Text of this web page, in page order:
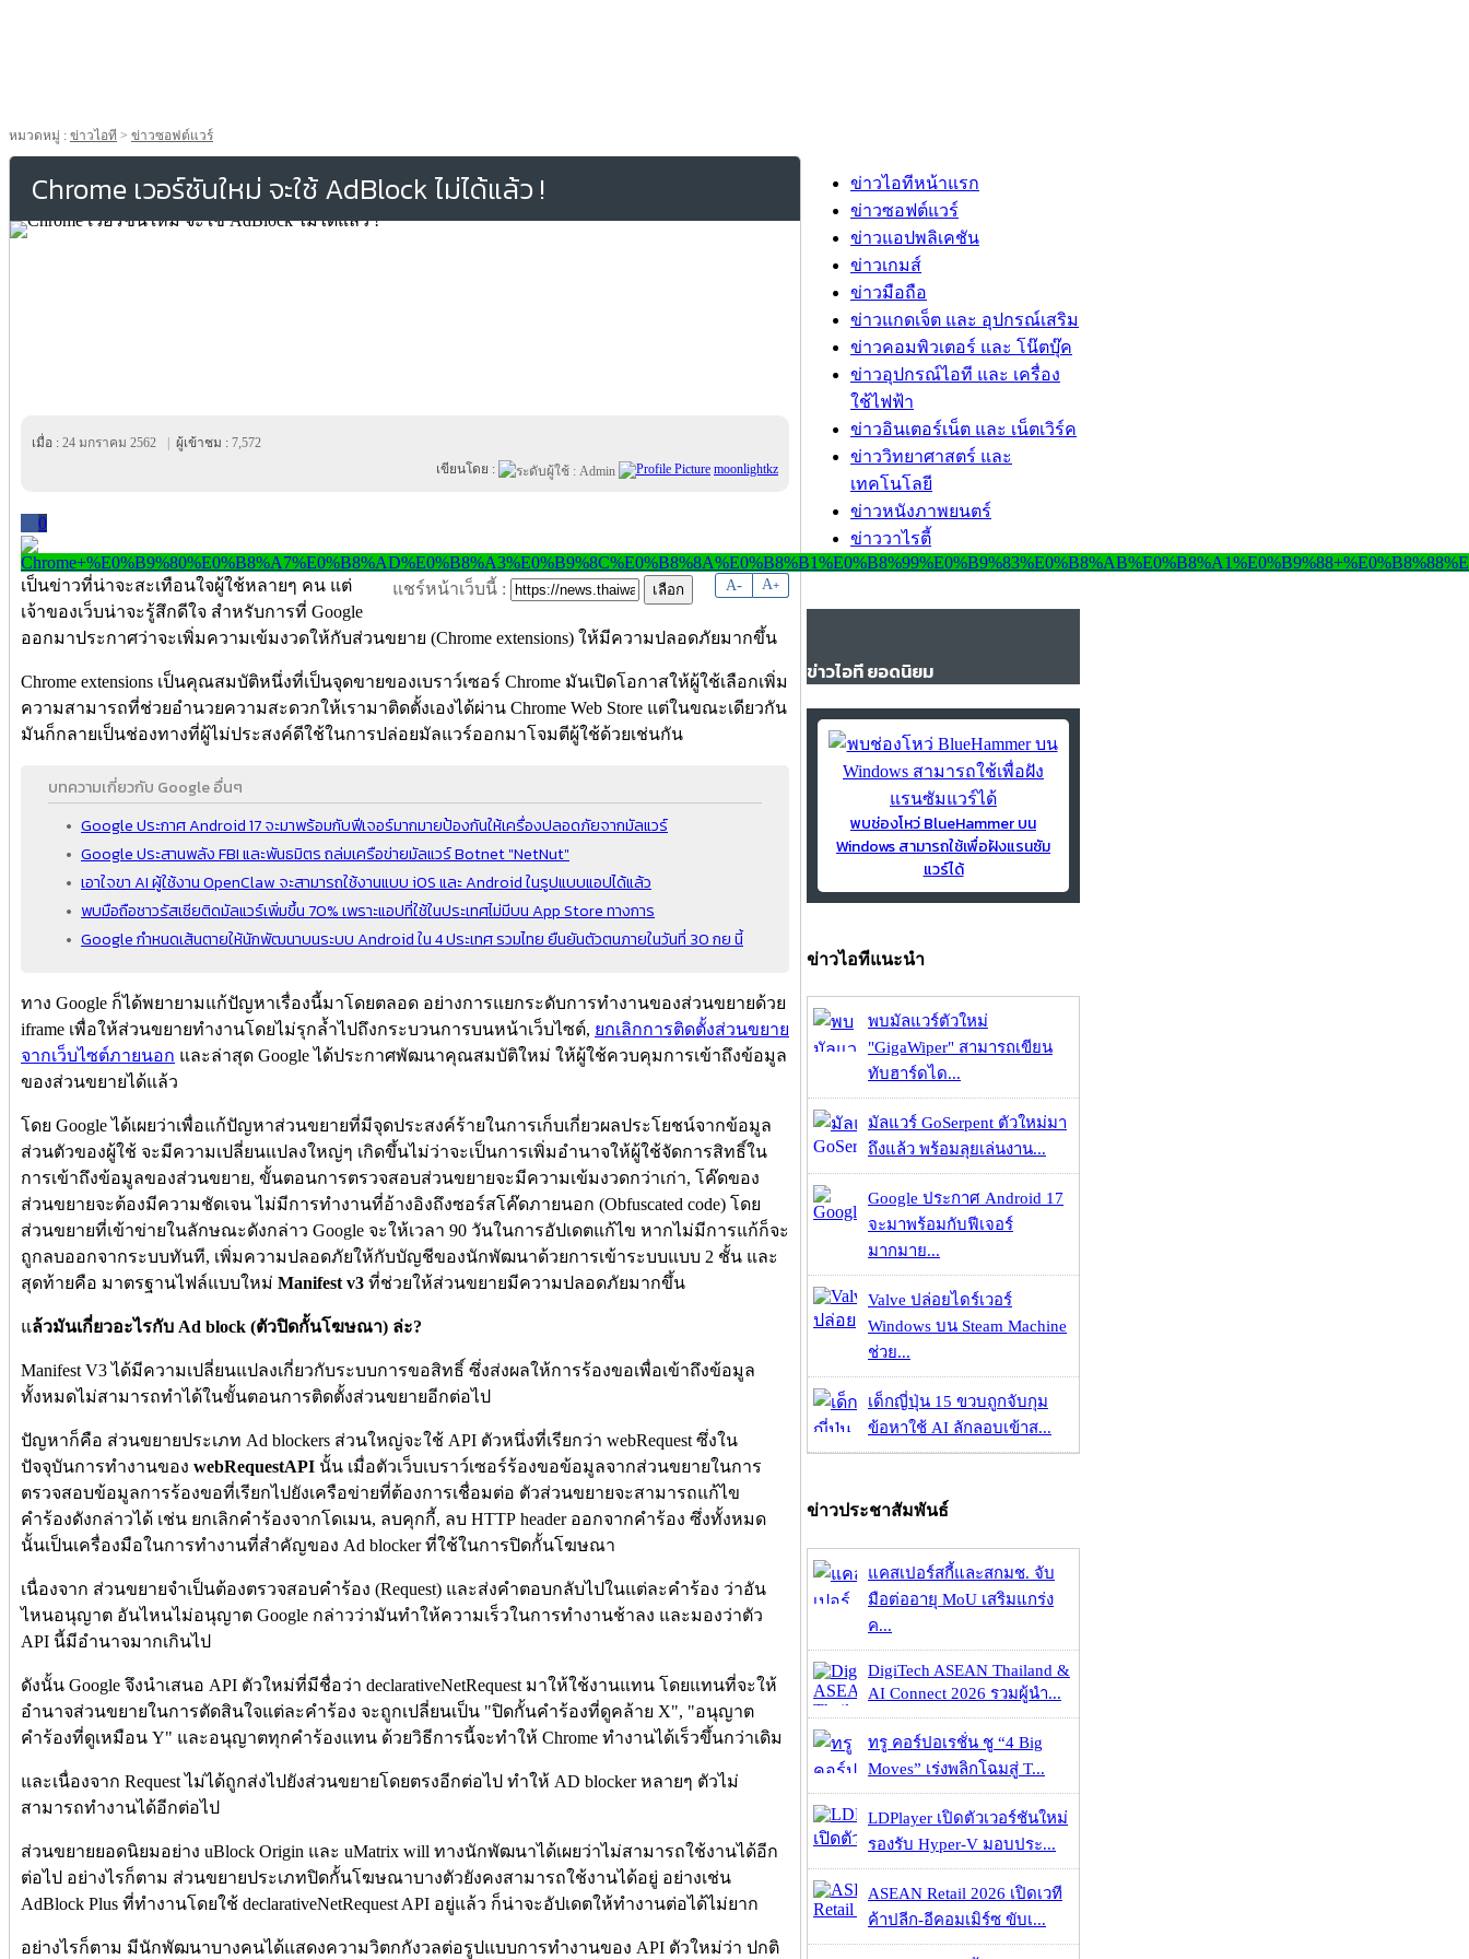
หมวดหมู่ : ข่าวไอที > ข่าวซอฟต์แวร์
Chrome เวอร์ชันใหม่ จะใช้ AdBlock ไม่ได้แล้ว !
เมื่อ : 24 มกราคม 2562 ผู้เข้าชม : 7,572
เขียนโดย :
moonlightkz
0
A- A+
แชร์หน้าเว็บนี้ :
เป็นข่าวที่น่าจะสะเทือนใจผู้ใช้หลายๆ คน แต่
เจ้าของเว็บน่าจะรู้สึกดีใจ สำหรับการที่ Google
ออกมาประกาศว่าจะเพิ่มความเข้มงวดให้กับส่วนขยาย (Chrome extensions) ให้มีความปลอดภัยมากขึ้น
Chrome extensions เป็นคุณสมบัติหนึ่งที่เป็นจุดขายของเบราว์เซอร์ Chrome มันเปิดโอกาสให้ผู้ใช้เลือกเพิ่ม
ความสามารถที่ช่วยอำนวยความสะดวกให้เรามาติดตั้งเองได้ผ่าน Chrome Web Store แต่ในขณะเดียวกัน
มันก็กลายเป็นช่องทางที่ผู้ไม่ประสงค์ดีใช้ในการปล่อยมัลแวร์ออกมาโจมตีผู้ใช้ด้วยเช่นกัน
บทความเกี่ยวกับ Google อื่นๆ
Google ประกาศ Android 17 จะมาพร้อมกับฟีเจอร์มากมายป้องกันให้เครื่องปลอดภัยจากมัลแวร์
Google ประสานพลัง FBI และพันธมิตร ถล่มเครือข่ายมัลแวร์ Botnet "NetNut"
เอาใจขา AI ผู้ใช้งาน OpenClaw จะสามารถใช้งานแบบ iOS และ Android ในรูปแบบแอปได้แล้ว
พบมือถือชาวรัสเซียติดมัลแวร์เพิ่มขึ้น 70% เพราะแอปที่ใช้ในประเทศไม่มีบน App Store ทางการ
Google กำหนดเส้นตายให้นักพัฒนาบนระบบ Android ใน 4 ประเทศ รวมไทย ยืนยันตัวตนภายในวันที่ 30 กย นี้
ทาง Google ก็ได้พยายามแก้ปัญหาเรื่องนี้มาโดยตลอด อย่างการแยกระดับการทำงานของส่วนขยายด้วย
iframe เพื่อให้ส่วนขยายทำงานโดยไม่รุกล้ำไปถึงกระบวนการบนหน้าเว็บไซต์, ยกเลิกการติดตั้งส่วนขยาย
จากเว็บไซต์ภายนอก และล่าสุด Google ได้ประกาศพัฒนาคุณสมบัติใหม่ ให้ผู้ใช้ควบคุมการเข้าถึงข้อมูล
ของส่วนขยายได้แล้ว
โดย Google ได้เผยว่าเพื่อแก้ปัญหาส่วนขยายที่มีจุดประสงค์ร้ายในการเก็บเกี่ยวผลประโยชน์จากข้อมูล
ส่วนตัวของผู้ใช้ จะมีความเปลี่ยนแปลงใหญ่ๆ เกิดขึ้นไม่ว่าจะเป็นการเพิ่มอำนาจให้ผู้ใช้จัดการสิทธิ์ใน
การเข้าถึงข้อมูลของส่วนขยาย, ขั้นตอนการตรวจสอบส่วนขยายจะมีความเข้มงวดกว่าเก่า, โค๊ดของ
ส่วนขยายจะต้องมีความชัดเจน ไม่มีการทำงานที่อ้างอิงถึงซอร์สโค๊ดภายนอก (Obfuscated code) โดย
ส่วนขยายที่เข้าข่ายในลักษณะดังกล่าว Google จะให้เวลา 90 วันในการอัปเดตแก้ไข หากไม่มีการแก้ก็จะ
ถูกลบออกจากระบบทันที, เพิ่มความปลอดภัยให้กับบัญชีของนักพัฒนาด้วยการเข้าระบบแบบ 2 ชั้น และ
สุดท้ายคือ มาตรฐานไฟล์แบบใหม่ Manifest v3 ที่ช่วยให้ส่วนขยายมีความปลอดภัยมากขึ้น
แล้วมันเกี่ยวอะไรกับ Ad block (ตัวปิดกั้นโฆษณา) ล่ะ?
Manifest V3 ได้มีความเปลี่ยนแปลงเกี่ยวกับระบบการขอสิทธิ์ ซึ่งส่งผลให้การร้องขอเพื่อเข้าถึงข้อมูล
ทั้งหมดไม่สามารถทำได้ในขั้นตอนการติดตั้งส่วนขยายอีกต่อไป
ปัญหาก็คือ ส่วนขยายประเภท Ad blockers ส่วนใหญ่จะใช้ API ตัวหนึ่งที่เรียกว่า webRequest ซึ่งใน
ปัจจุบันการทำงานของ webRequestAPI นั้น เมื่อตัวเว็บเบราว์เซอร์ร้องขอข้อมูลจากส่วนขยายในการ
ตรวจสอบข้อมูลการร้องขอที่เรียกไปยังเครือข่ายที่ต้องการเชื่อมต่อ ตัวส่วนขยายจะสามารถแก้ไข
คำร้องดังกล่าวได้ เช่น ยกเลิกคำร้องจากโดเมน, ลบคุกกี้, ลบ HTTP header ออกจากคำร้อง ซึ่งทั้งหมด
นั้นเป็นเครื่องมือในการทำงานที่สำคัญของ Ad blocker ที่ใช้ในการปิดกั้นโฆษณา
เนื่องจาก ส่วนขยายจำเป็นต้องตรวจสอบคำร้อง (Request) และส่งคำตอบกลับไปในแต่ละคำร้อง ว่าอัน
ไหนอนุญาต อันไหนไม่อนุญาต Google กล่าวว่ามันทำให้ความเร็วในการทำงานช้าลง และมองว่าตัว
API นี้มีอำนาจมากเกินไป
ดังนั้น Google จึงนำเสนอ API ตัวใหม่ที่มีชื่อว่า declarativeNetRequest มาให้ใช้งานแทน โดยแทนที่จะให้
อำนาจส่วนขยายในการตัดสินใจแต่ละคำร้อง จะถูกเปลี่ยนเป็น "ปิดกั้นคำร้องที่ดูคล้าย X", "อนุญาต
คำร้องที่ดูเหมือน Y" และอนุญาตทุกคำร้องแทน ด้วยวิธีการนี้จะทำให้ Chrome ทำงานได้เร็วขึ้นกว่าเดิม
และเนื่องจาก Request ไม่ได้ถูกส่งไปยังส่วนขยายโดยตรงอีกต่อไป ทำให้ AD blocker หลายๆ ตัวไม่
สามารถทำงานได้อีกต่อไป
ส่วนขยายยอดนิยมอย่าง uBlock Origin และ uMatrix will ทางนักพัฒนาได้เผยว่าไม่สามารถใช้งานได้อีก
ต่อไป อย่างไรก็ตาม ส่วนขยายประเภทปิดกั้นโฆษณาบางตัวยังคงสามารถใช้งานได้อยู่ อย่างเช่น
AdBlock Plus ที่ทำงานโดยใช้ declarativeNetRequest API อยู่แล้ว ก็น่าจะอัปเดตให้ทำงานต่อได้ไม่ยาก
อย่างไรก็ตาม มีนักพัฒนาบางคนได้แสดงความวิตกกังวลต่อรูปแบบการทำงานของ API ตัวใหม่ว่า ปกติ
ข่าวไอทีหน้าแรก
ข่าวซอฟต์แวร์
ข่าวแอปพลิเคชัน
ข่าวเกมส์
ข่าวมือถือ
ข่าวแกดเจ็ต และ อุปกรณ์เสริม
ข่าวคอมพิวเตอร์ และ โน๊ตบุ๊ค
ข่าวอุปกรณ์ไอที และ เครื่อง
ใช้ไฟฟ้า
ข่าวอินเตอร์เน็ต และ เน็ตเวิร์ค
ข่าววิทยาศาสตร์ และ
เทคโนโลยี
ข่าวหนังภาพยนตร์
ข่าววาไรตี้
ข่าวไอที ยอดนิยม
พบช่องโหว่ BlueHammer บน
Windows สามารถใช้เพื่อฝังแรนซัม
แวร์ได้
ข่าวไอทีแนะนำ
พบมัลแวร์ตัวใหม่
"GigaWiper" สามารถเขียน
ทับฮาร์ดได...
มัลแวร์ GoSerpent ตัวใหม่มา
ถึงแล้ว พร้อมลุยเล่นงาน...
Google ประกาศ Android 17
จะมาพร้อมกับฟีเจอร์
มากมาย...
Valve ปล่อยไดร์เวอร์
Windows บน Steam Machine
ช่วย...
เด็กญี่ปุ่น 15 ขวบถูกจับกุม
ข้อหาใช้ AI ลักลอบเข้าส...
ข่าวประชาสัมพันธ์
แคสเปอร์สกี้และสกมช. จับ
มือต่ออายุ MoU เสริมแกร่ง
ค...
DigiTech ASEAN Thailand &
AI Connect 2026 รวมผู้นำ...
ทรู คอร์ปอเรชั่น ชู “4 Big
Moves” เร่งพลิกโฉมสู่ T...
LDPlayer เปิดตัวเวอร์ชันใหม่
รองรับ Hyper-V มอบประ...
ASEAN Retail 2026 เปิดเวที
ค้าปลีก-อีคอมเมิร์ซ ขับเ...